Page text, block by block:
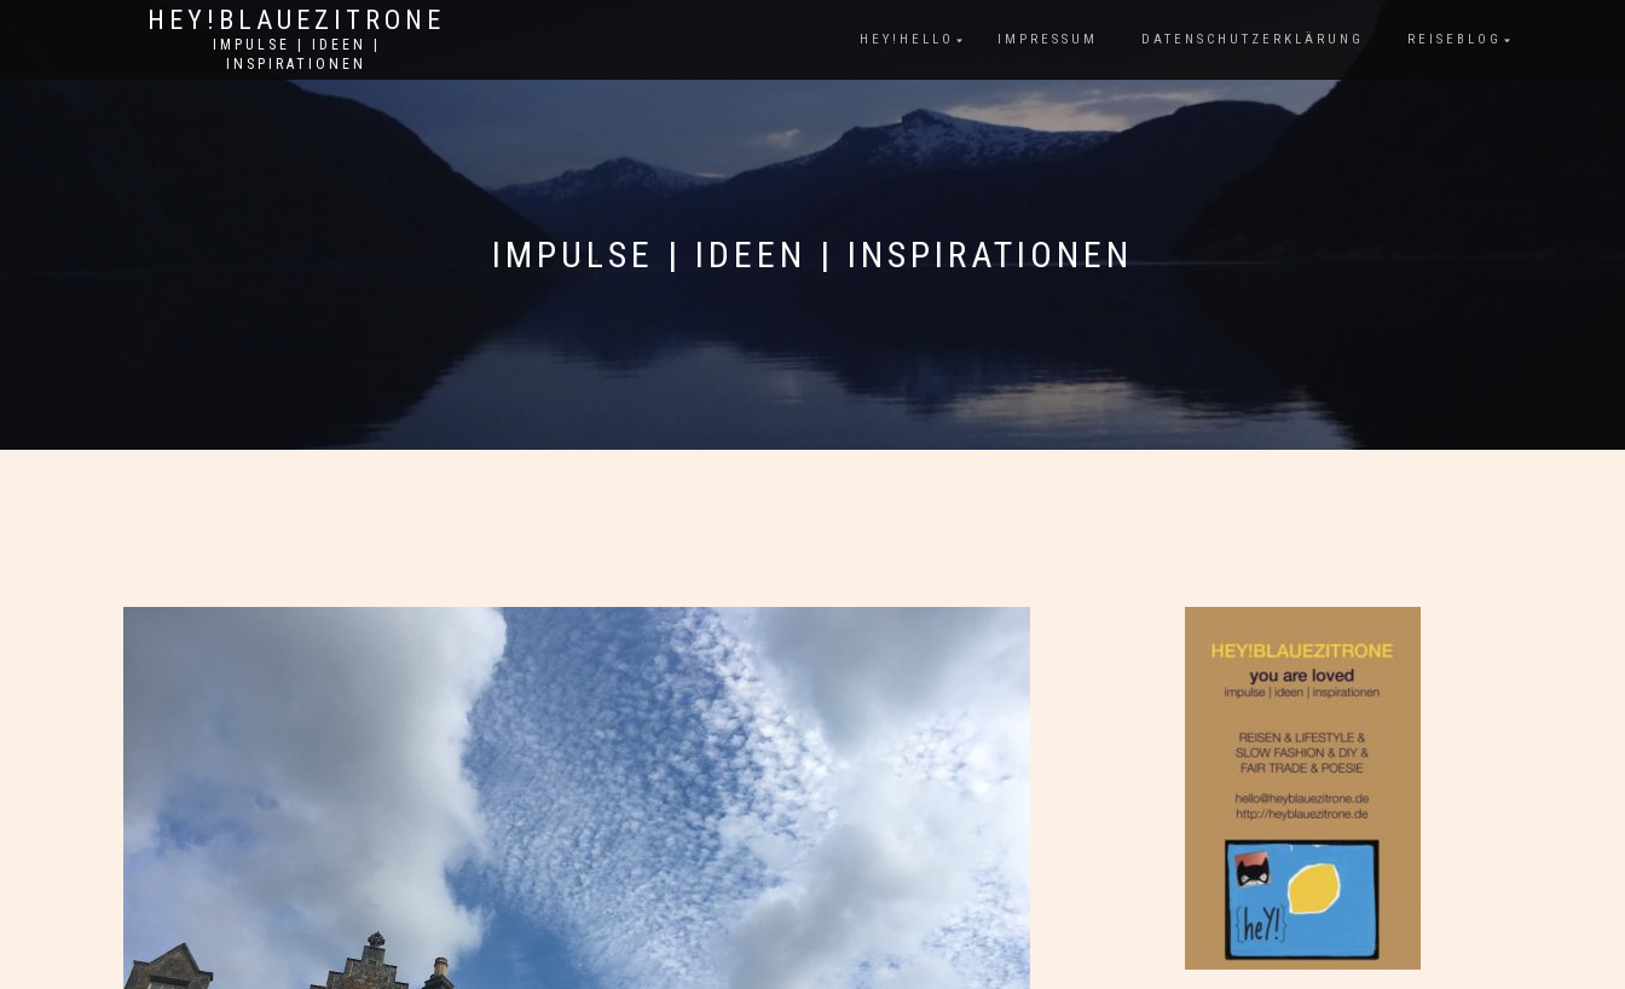
HEY!BLAUEZITRONE
IMPULSE | IDEEN |
INSPIRATIONEN
HEY!HELLO IMPRESSUM DATENSCHUTZERKLÄRUNG REISEBLOG
IMPULSE | IDEEN | INSPIRATIONEN